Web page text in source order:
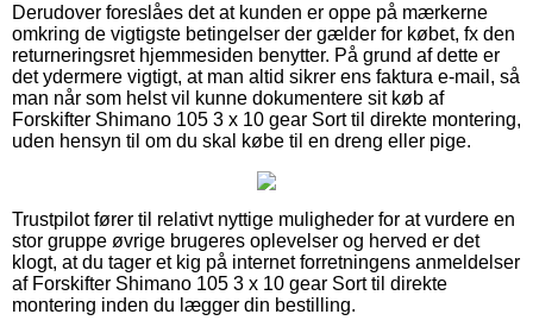
Derudover foreslåes det at kunden er oppe på mærkerne
omkring de vigtigste betingelser der gælder for købet, fx den
returneringsret hjemmesiden benytter. På grund af dette er
det ydermere vigtigt, at man altid sikrer ens faktura e-mail, så
man når som helst vil kunne dokumentere sit køb af
Forskifter Shimano 105 3 x 10 gear Sort til direkte montering,
uden hensyn til om du skal købe til en dreng eller pige.
Trustpilot fører til relativt nyttige muligheder for at vurdere en
stor gruppe øvrige brugeres oplevelser og herved er det
klogt, at du tager et kig på internet forretningens anmeldelser
af Forskifter Shimano 105 3 x 10 gear Sort til direkte
montering inden du lægger din bestilling.